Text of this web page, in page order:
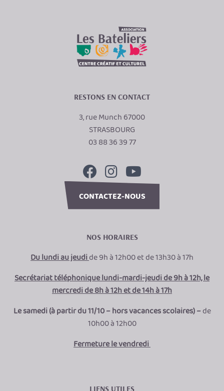
RESTONS EN CONTACT
3, rue Munch 67000
STRASBOURG
03 88 36 39 77
CONTACTEZ-NOUS
NOS HORAIRES
Du lundi au jeudide 9h à 12h00 et de 13h30 à 17h
Secrétariat téléphonique lundi-mardi-jeudi de 9h à 12h, le
mercredi de 8h à 12h et de 14h à 17h
Le samedi (à partir du 11/10 – hors vacances scolaires) –de
10h00 à 12h00
Fermeture le vendredi
LIENS UTILES